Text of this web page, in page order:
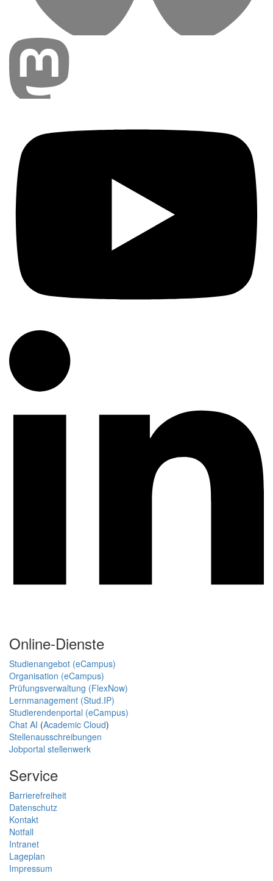
Online-Dienste
Studienangebot (eCampus)
Organisation (eCampus)
Prüfungsverwaltung (FlexNow)
Lernmanagement (Stud.IP)
Studierendenportal (eCampus)
Chat AI (Academic Cloud)
Stellenausschreibungen
Jobportal stellenwerk
Service
Barrierefreiheit
Datenschutz
Kontakt
Notfall
Intranet
Lageplan
Impressum